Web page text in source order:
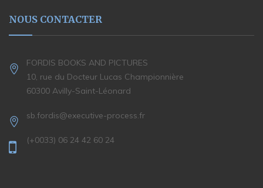
NOUS CONTACTER
FORDIS BOOKS AND PICTURES
10, rue du Docteur Lucas Championnière
60300 Avilly-Saint-Léonard
sb.fordis@executive-process.fr
(+0033) 06 24 42 60 24